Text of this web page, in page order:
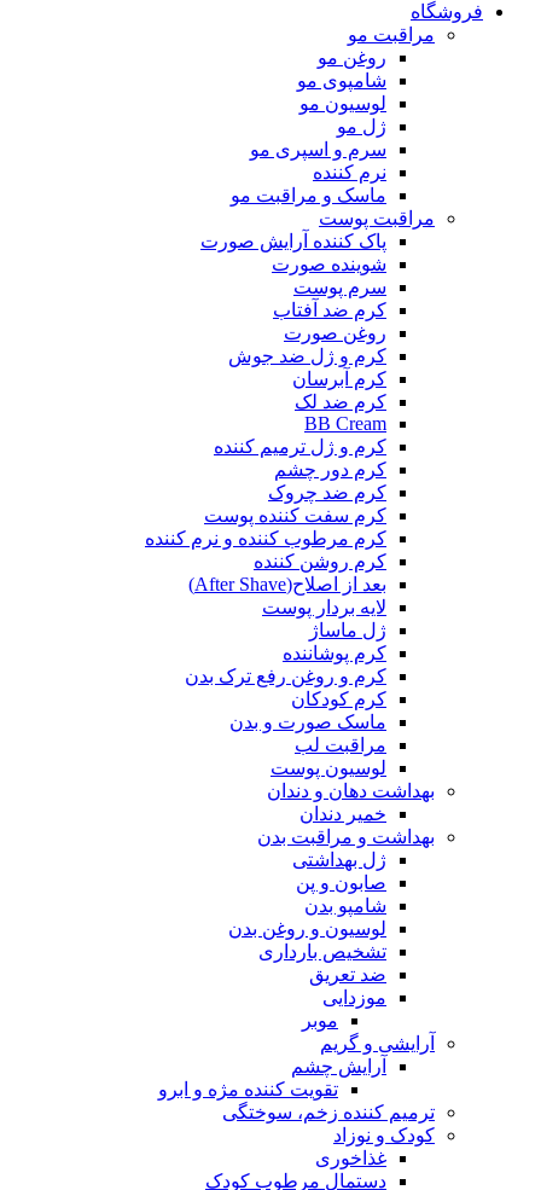
فروشگاه
مراقبت مو
روغن مو
شامپوی مو
لوسیون مو
ژل مو
سرم و اسپری مو
نرم کننده
ماسک و مراقبت مو
مراقبت پوست
پاک کننده آرایش صورت
شوینده صورت
سرم پوست
کرم ضد آفتاب
روغن صورت
کرم و ژل ضد جوش
کرم آبرسان
کرم ضد لک
BB Cream
کرم و ژل ترمیم کننده
کرم دور چشم
کرم ضد چروک
کرم سفت کننده پوست
کرم مرطوب کننده و نرم کننده
کرم روشن کننده
بعد از اصلاح(After Shave)
لایه بردار پوست
ژل ماساژ
کرم پوشاننده
کرم و روغن رفع ترک بدن
کرم کودکان
ماسک صورت و بدن
مراقبت لب
لوسیون پوست
بهداشت دهان و دندان
خمیر دندان
بهداشت و مراقبت بدن
ژل بهداشتی
صابون و پن
شامپو بدن
لوسیون و روغن بدن
تشخیص بارداری
ضد تعریق
موزدایی
موبر
آرایشی و گریم
آرایش چشم
تقویت کننده مژه و ابرو
ترمیم کننده زخم، سوختگی
کودک و نوزاد
غذاخوری
دستمال مرطوب کودک